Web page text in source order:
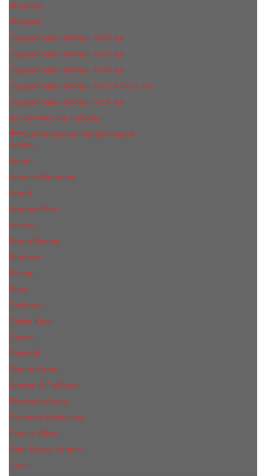
Женские
Мужские
Подарочные наборы 3х30 мл
Подарочные наборы 4x15 мл
Подарочные наборы 4x30 мл
Подарочные наборы 5x11 и 5х12 мл
Подарочные наборы 5x15 мл
Косметические наборы
Оригинальная парфюмерия
Adidas
Ajmal
Antonio Banderas
Armaf
Armand Basi
Azzaro
Bruno Banani
Burberry
Bvlgari
Boss
Cacharel
Calvin Klein
Cerruti
Davidoff
Donna Karan
Дольче & Габбана
Elizabeth Arden
Escentric Molecules
Franck Oliver
Gian Marco Venturi
Gucci